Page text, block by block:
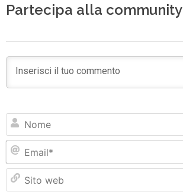
Partecipa alla community